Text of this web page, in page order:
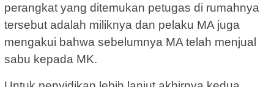
perangkat yang ditemukan petugas di rumahnya
tersebut adalah miliknya dan pelaku MA juga
mengakui bahwa sebelumnya MA telah menjual
sabu kepada MK.